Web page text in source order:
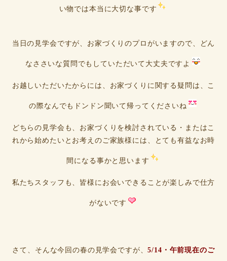
い物では本当に大切な事です
当日の見学会ですが、お家づくりのプロがいますので、どん
なささいな質問でもしていただいて大丈夫ですよ
お越しいただいたからには、お家づくりに関する疑問は、こ
の際なんでもドンドン聞いて帰ってくださいね
どちらの見学会も、お家づくりを検討されている・またはこ
れから始めたいとお考えのご家族様には、とても有益なお時
間になる事かと思います
私たちスタッフも、皆様にお会いできることが楽しみで仕方
がないです
さて、そんな今回の春の見学会ですが、5/14・午前現在のご